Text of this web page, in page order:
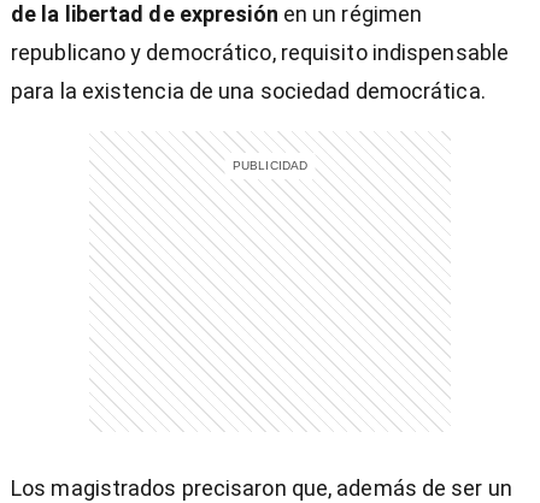
de la libertad de expresión en un régimen
republicano y democrático, requisito indispensable
para la existencia de una sociedad democrática.
Los magistrados precisaron que, además de ser un